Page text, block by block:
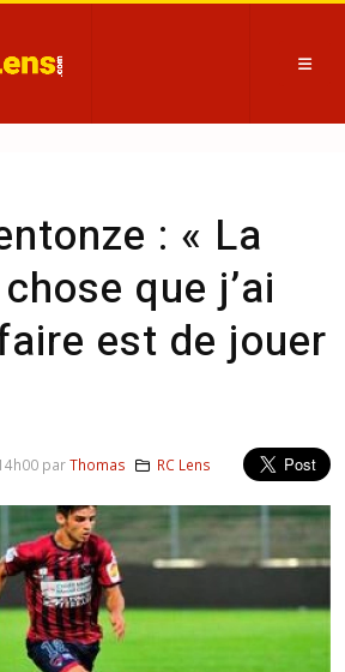
: « La
que j’ai
est de jouer
parThomas RC Lens